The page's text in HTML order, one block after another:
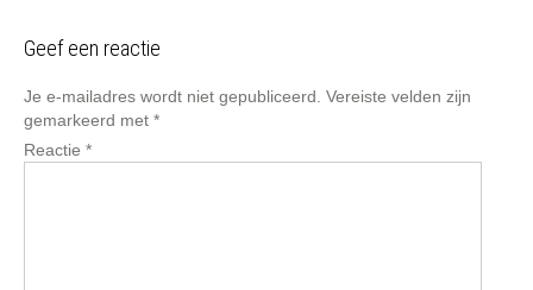
Geef een reactie
Je e-mailadres wordt niet gepubliceerd. Vereiste velden zijn
gemarkeerd met *
Reactie *